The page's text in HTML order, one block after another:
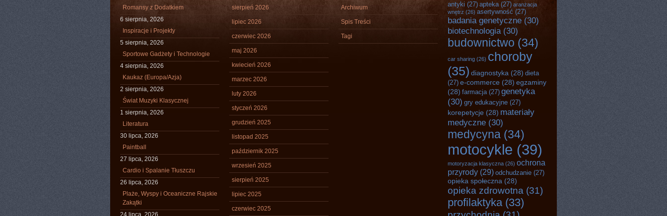
Romansy z Dodatkiem
6 sierpnia, 2026
Inspiracje i Projekty
5 sierpnia, 2026
Sportowe Gadżety i Technologie
4 sierpnia, 2026
Kaukaz (Europa/Azja)
2 sierpnia, 2026
Świat Muzyki Klasycznej
1 sierpnia, 2026
Literatura
30 lipca, 2026
Paintball
27 lipca, 2026
Cardio i Spalanie Tłuszczu
26 lipca, 2026
Plaże, Wyspy i Oceaniczne Rajskie
Zakątki
24 lipca, 2026
sierpień 2026
lipiec 2026
czerwiec 2026
maj 2026
kwiecień 2026
marzec 2026
luty 2026
styczeń 2026
grudzień 2025
listopad 2025
październik 2025
wrzesień 2025
sierpień 2025
lipiec 2025
czerwiec 2025
Archiwum
Spis Treści
Tagi
antyki (27) apteka(27) aranżacja
wnętrz (26) asertywność (27)
badania genetyczne (30)
biotechnologia(30)
budownictwo (34)
car sharing (26) choroby
(35) diagnostyka (28) dieta
(27) e-commerce (28) egzaminy
(28) farmacja(27) genetyka
(30) gry edukacyjne (27)
korepetycje (28) materiały
medyczne (30)
medycyna (34)
motocykle (39)
motoryzacja klasyczna (26) ochrona
przyrody (29) odchudzanie (27)
opieka społeczna (28)
opieka zdrowotna (31)
profilaktyka(33)